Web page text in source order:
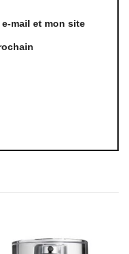
mail et mon site